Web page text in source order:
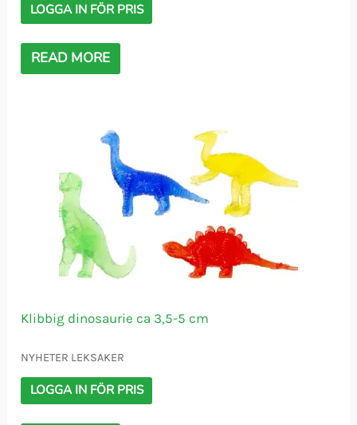
LOGGA IN FÖR PRIS
READ MORE
Klibbig dinosaurie ca 3,5-5 cm
NYHETER LEKSAKER
LOGGA IN FÖR PRIS